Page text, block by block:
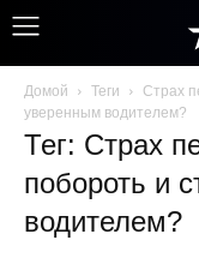
Домой Теги
Страх
уверенным водителем?
Тег: Страх
побороть и
водителем?